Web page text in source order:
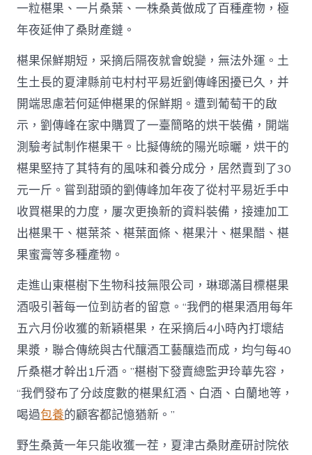
一粒椹果、一片桑葉、一株桑黃做成了百種產物，極
年夜延伸了桑財產鏈。
椹果保鮮期短，采摘后隔夜就會蛻變，無法外運。土
生土長的夏津縣前屯村村平易近劉傳峰困擾已久，并
開端思慮若何延伸椹果的保鮮期。遭到葡萄干的啟
示，劉傳峰在家中購買了一臺簡略的烘干裝備，開端
測驗考試制作椹果干。比擬傳統的陽光晾曬，烘干的
椹果堅持了其特有的風味和養分成分，居然賣到了30
元一斤。嘗到甜頭的劉傳峰加年夜了從村平易近手中
收買椹果的力度，屢次更換新的資料裝備，接連加工
出椹果干、椹葉茶、椹葉面條、椹果汁、椹果醋、椹
果蜜膏等多種產物。
走進山東椹樹下生物科技無限公司，琳瑯滿目標椹果
酒吸引著每一位到訪者的留意。“我們的椹果酒用每年
五六月份收獲的新穎椹果，在采摘后4小時內打壞結
果漿，聯合傳統與古代釀酒工藝釀造而成，均勻每40
斤桑椹才幹出1斤酒。”椹樹下發賣總監尹玲華先容，
“我們發布了分歧度數的椹果紅酒、白酒、白蘭地等，
喝過包養的顧客都記憶猶新。”
野生桑黃一年只能收獲一茬，夏津古桑財產研討院依